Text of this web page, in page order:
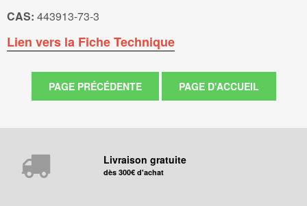
CAS: 443913-73-3
Lien vers la Fiche Technique
Livraison gratuite
dès 300€ d'achat